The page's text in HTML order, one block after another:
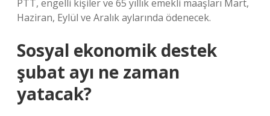
PTT, engelli kişiler ve 65 yıllık emekli maaşları Mart,
Haziran, Eylül ve Aralık aylarında ödenecek.
Sosyal ekonomik destek
şubat ayı ne zaman
yatacak?